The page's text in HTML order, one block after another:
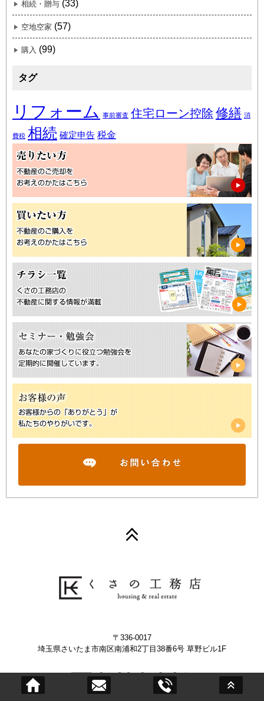
相続・贈与 (33)
空地空家 (57)
購入 (99)
タグ
リフォーム 事前審査 住宅ローン控除 修繕 消
費税 相続 確定申告 税金
〒336-0017
埼玉県さいたま市南区南浦和2丁目38番6号 草野ビル1F